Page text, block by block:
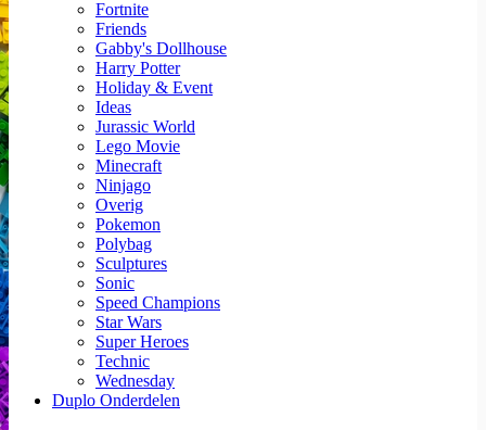
Fortnite
Friends
Gabby's Dollhouse
Harry Potter
Holiday & Event
Ideas
Jurassic World
Lego Movie
Minecraft
Ninjago
Overig
Pokemon
Polybag
Sculptures
Sonic
Speed Champions
Star Wars
Super Heroes
Technic
Wednesday
Duplo Onderdelen